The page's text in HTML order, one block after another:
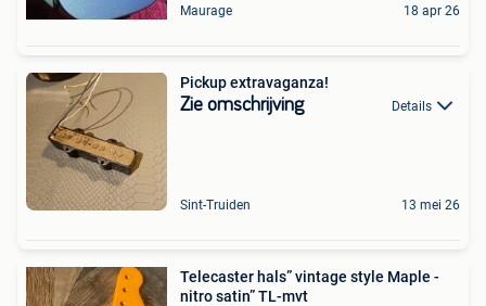
Maurage 18 apr 26
Pickup extravaganza!
Zie omschrijving Details
Sint-Truiden 13 mei 26
Telecaster hals” vintage style Maple -
nitro satin” TL-mvt